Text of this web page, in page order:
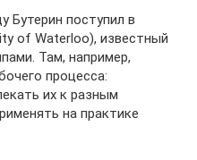
Бутерин поступил в
of Waterloo), известный
Там, например,
процесса:
их к разным
на практике